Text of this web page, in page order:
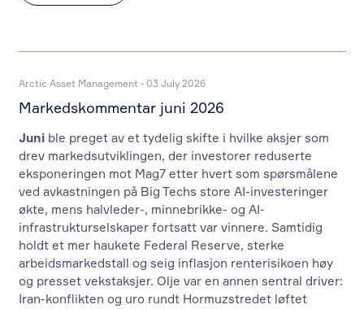
Arctic Asset Management - 03 July 2026
Markedskommentar juni 2026
Juni ble preget av et tydelig skifte i hvilke aksjer som
drev markedsutviklingen, der investorer reduserte
eksponeringen mot Mag7 etter hvert som spørsmålene
ved avkastningen på Big Techs store AI-investeringer
økte, mens halvleder-, minnebrikke- og AI-
infrastrukturselskaper fortsatt var vinnere. Samtidig
holdt et mer haukete Federal Reserve, sterke
arbeidsmarkedstall og seig inflasjon renterisikoen høy
og presset vekstaksjer. Olje var en annen sentral driver:
Iran-konflikten og uro rundt Hormuzstredet løftet